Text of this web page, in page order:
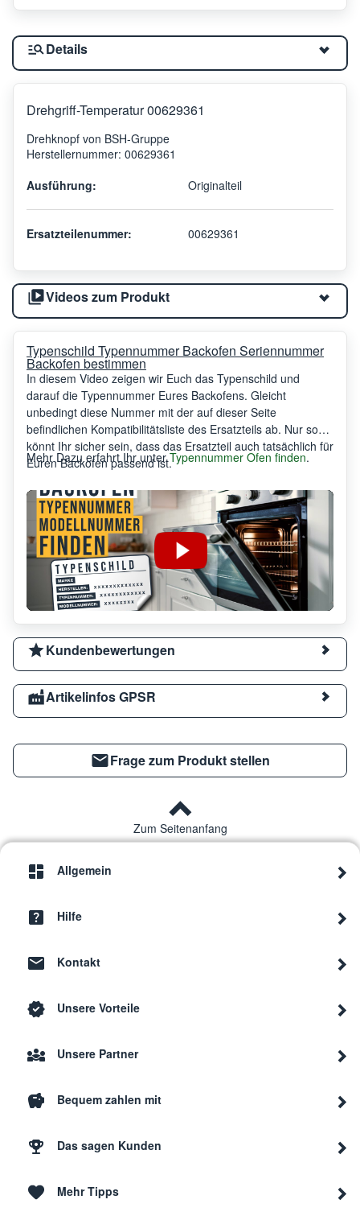
Details
Drehgriff-Temperatur 00629361
Drehknopf von BSH-Gruppe
Herstellernummer: 00629361
Ausführung:
Originalteil
Ersatzteilenummer: 00629361
Videos zum Produkt
Typenschild Typennummer Backofen Seriennummer
Backofen bestimmen
In diesem Video zeigen wir Euch das Typenschild und
darauf die Typennummer Eures Backofens. Gleicht
unbedingt diese Nummer mit der auf dieser Seite
befindlichen Kompatibilitätsliste des Ersatzteils ab. Nur so
könnt Ihr sicher sein, dass das Ersatzteil auch tatsächlich für
Euren Backofen passend ist.
Mehr Dazu erfahrt Ihr unterTypennummer Ofen finden.
Kundenbewertungen
Artikelinfos GPSR
Frage zum Produkt stellen
Zum Seitenanfang
Allgemein
Hilfe
Kontakt
Unsere Vorteile
Unsere Partner
Bequem zahlen mit
Das sagen Kunden
Mehr Tipps